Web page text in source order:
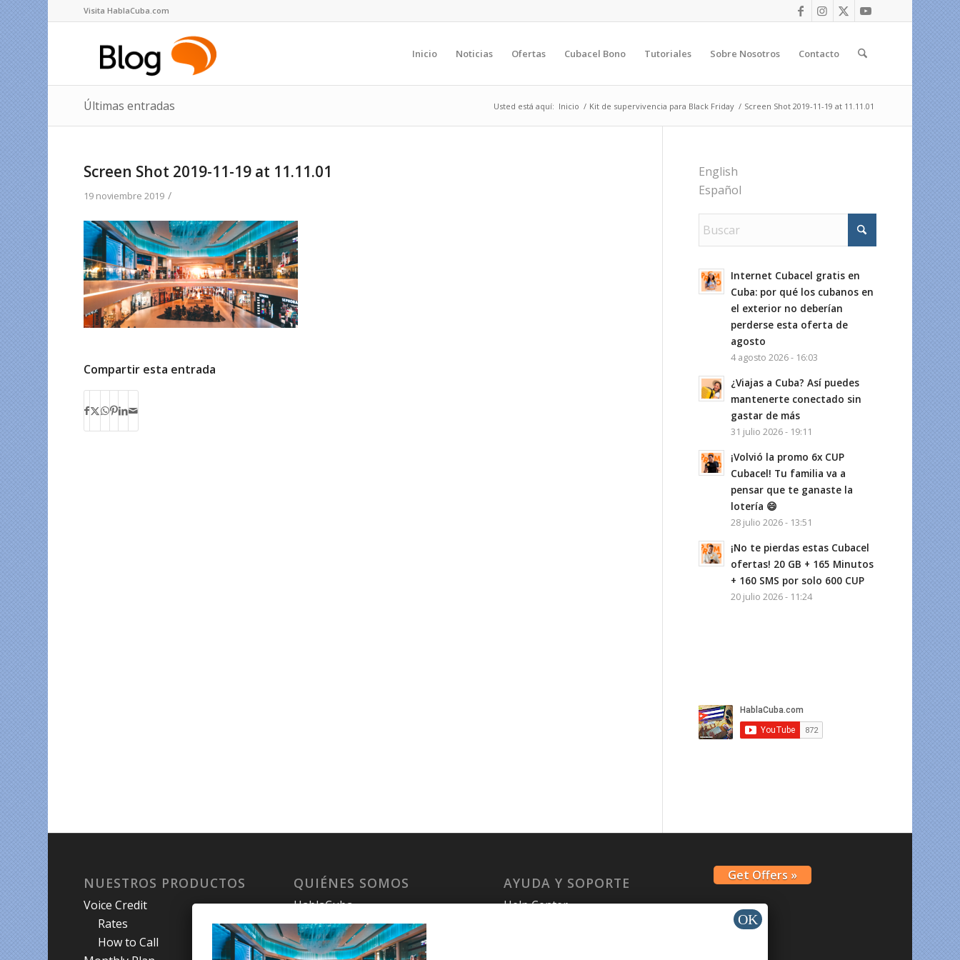
Visita HablaCuba.com
Inicio Noticias Ofertas Cubacel Bono Tutoriales Sobre Nosotros Contacto
Últimas entradas Usted está aquí: Inicio / Kit de supervivencia para Black Friday / Screen Shot 2019-11-19 at 11.11.01
Screen Shot 2019-11-19 at 11.11.01
19 noviembre 2019 /
Compartir esta entrada
English
Español
Internet Cubacel gratis en
Cuba: por qué los cubanos en
el exterior no deberían
perderse esta oferta de
agosto
4 agosto 2026 - 16:03
¿Viajas a Cuba? Así puedes
mantenerte conectado sin
gastar de más
31 julio 2026 - 19:11
¡Volvió la promo 6x CUP
Cubacel! Tu familia va a
pensar que te ganaste la
lotería 😄
28 julio 2026 - 13:51
¡No te pierdas estas Cubacel
ofertas! 20 GB + 165 Minutos
+ 160 SMS por solo 600 CUP
20 julio 2026 - 11:24
NUESTROS PRODUCTOS
Voice Credit
Rates
How to Call
QUIÉNES SOMOS
HablaCuba
My Account
Privacy Policy
AYUDA Y SOPORTE
Help Center
Get Offers »